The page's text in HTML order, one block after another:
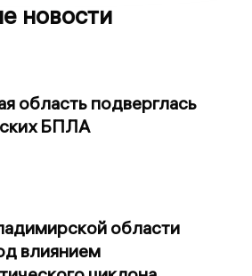
новости
область подверглась
БПЛА
области
влиянием